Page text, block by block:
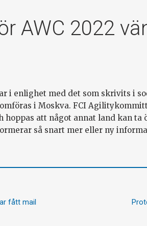
AWC 2022
i enlighet med det som skrivits i
i Moskva. FCI
hoppas att något annat land kan
så snart mer eller ny
fått mail